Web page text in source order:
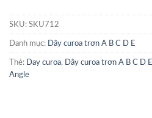
SKU: SKU712
Danh mục: Dây curoa trơn A B C D E
Thẻ: Day curoa, Dây curoa trơn A B C D E
Angle